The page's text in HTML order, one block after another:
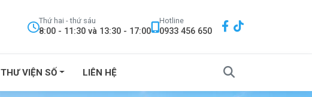
Thứ hai - thứ sáu
8:00 - 11:30 và 13:30 - 17:00
Hotline
0933 456 650
THƯ VIỆN SỐ LIÊN HỆ